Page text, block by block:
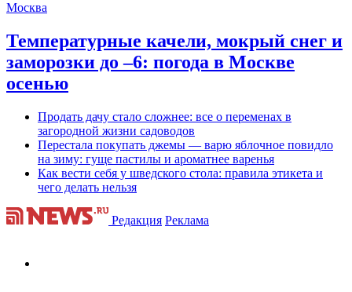
Москва
Температурные качели, мокрый снег и
заморозки до –6: погода в Москве
осенью
Продать дачу стало сложнее: все о переменах в
загородной жизни садоводов
Перестала покупать джемы — варю яблочное повидло
на зиму: гуще пастилы и ароматнее варенья
Как вести себя у шведского стола: правила этикета и
чего делать нельзя
Редакция Реклама